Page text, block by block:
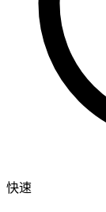
快速